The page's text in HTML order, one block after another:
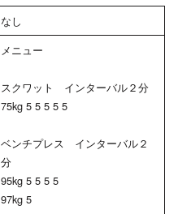
なし
メニュー
スクワット インターバル２分
75kg 5 5 5 5 5
ベンチプレス インターバル２
分
95kg 5 5 5 5
97kg 5